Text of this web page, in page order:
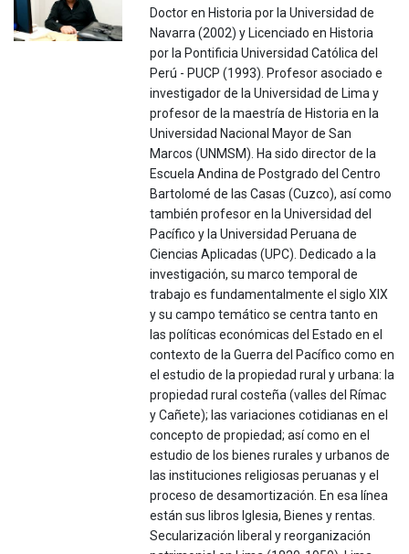
Doctor en Historia por la Universidad de
Navarra (2002) y Licenciado en Historia
por la Pontificia Universidad Católica del
Perú - PUCP (1993). Profesor asociado e
investigador de la Universidad de Lima y
profesor de la maestría de Historia en la
Universidad Nacional Mayor de San
Marcos (UNMSM). Ha sido director de la
Escuela Andina de Postgrado del Centro
Bartolomé de las Casas (Cuzco), así como
también profesor en la Universidad del
Pacífico y la Universidad Peruana de
Ciencias Aplicadas (UPC). Dedicado a la
investigación, su marco temporal de
trabajo es fundamentalmente el siglo XIX
y su campo temático se centra tanto en
las políticas económicas del Estado en el
contexto de la Guerra del Pacífico como en
el estudio de la propiedad rural y urbana: la
propiedad rural costeña (valles del Rímac
y Cañete); las variaciones cotidianas en el
concepto de propiedad; así como en el
estudio de los bienes rurales y urbanos de
las instituciones religiosas peruanas y el
proceso de desamortización. En esa línea
están sus libros Iglesia, Bienes y rentas.
Secularización liberal y reorganización